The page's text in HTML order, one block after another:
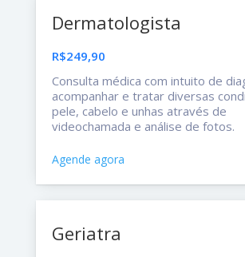
Dermatologista
R$249,90
Consulta médica com intuito de
acompanhar e tratar diversas
pele, cabelo e unhas através de
videochamada e análise de fotos.
Agende agora
Geriatra